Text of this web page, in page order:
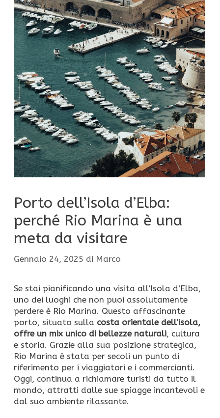
Porto dell’Isola d’Elba:
perché Rio Marina è una
meta da visitare
Gennaio 24, 2025 di Marco
Se stai pianificando una visita all’Isola d’Elba,
uno dei luoghi che non puoi assolutamente
perdere è Rio Marina. Questo affascinante
porto, situato sulla costa orientale dell’isola,
offre un mix unico di bellezze naturali, cultura
e storia. Grazie alla sua posizione strategica,
Rio Marina è stata per secoli un punto di
riferimento per i viaggiatori e i commercianti.
Oggi, continua a richiamare turisti da tutto il
mondo, attratti dalle sue spiagge incantevoli e
dal suo ambiente rilassante.